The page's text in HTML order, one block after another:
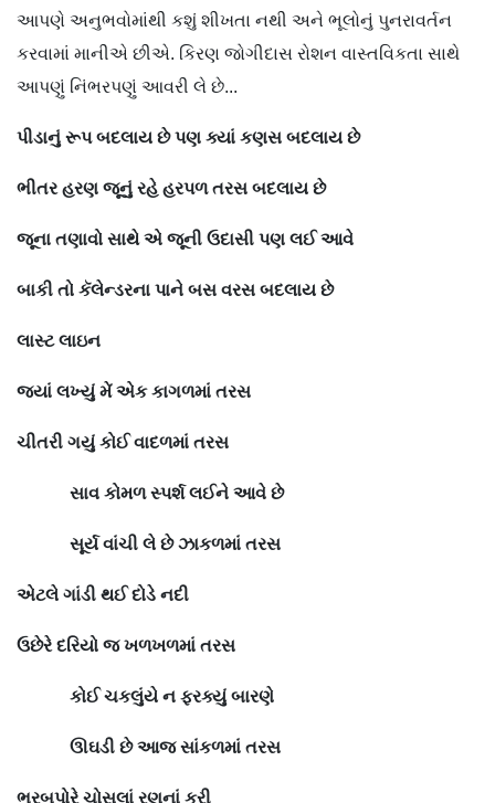
આપણે અનુભવોમાંથી કશું શીખતા નથી અને ભૂલોનું પુનરાવર્તન
કરવામાં માનીએ છીએ. કિરણ જોગીદાસ રોશન વાસ્તવિકતા સાથે
આપણું નિંભરપણું આવરી લે છે...
પીડાનું રૂપ બદલાય છે પણ ક્યાં કણસ બદલાય છે
ભીતર હરણ જૂનું રહે હરપળ તરસ બદલાય છે
જૂના તણાવો સાથે એ જૂની ઉદાસી પણ લઈ આવે
બાકી તો કૅલેન્ડરના પાને બસ વરસ બદલાય છે
લાસ્ટ લાઇન
જ્યાં લખ્યું મેં એક કાગળમાં તરસ
ચીતરી ગયું કોઈ વાદળમાં તરસ
સાવ કોમળ સ્પર્શ લઈને આવે છે
સૂર્ય વાંચી લે છે ઝાકળમાં તરસ
એટલે ગાંડી થઈ દોડે નદી
ઉછેરે દરિયો જ ખળખળમાં તરસ
કોઈ ચકલુંયે ન ફરક્યું બારણે
ઊઘડી છે આજ સાંકળમાં તરસ
ભરબપોરે ચોસલાં રણનાં કરી